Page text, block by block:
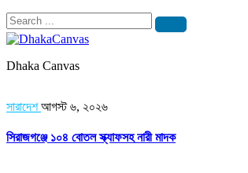
Dhaka Canvas
সারাদেশ আগস্ট ৬, ২০২৬
সিরাজগঞ্জে ১০৪ বোতল স্ক্যাফসহ নারী মাদক